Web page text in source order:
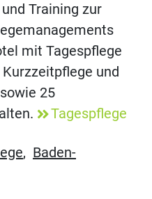
Training zur
mit Tagespflege
und
25
Tagespflege
, Baden-